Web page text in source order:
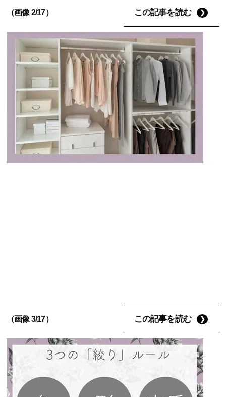
（画像 2/17） この記事を読む
（画像 3/17） この記事を読む